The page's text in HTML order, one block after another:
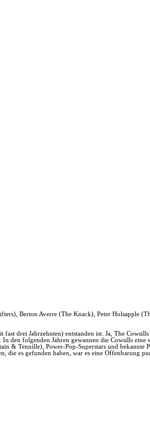
Berton Averre (The Knack), Peter Holsapple
drei Jahrzehnten) entstanden ist. Ja, The Cowsills
den folgenden Jahren gewannen die Cowsills eine
& Tennille), Power-Pop-Superstars und bekannte
die es gefunden haben, war es eine Offenbarung